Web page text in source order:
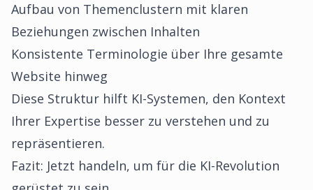
Aufbau von Themenclustern mit klaren
Beziehungen zwischen Inhalten
Konsistente Terminologie über Ihre gesamte
Website hinweg
Diese Struktur hilft KI-Systemen, den Kontext
Ihrer Expertise besser zu verstehen und zu
repräsentieren.
Fazit: Jetzt handeln, um für die KI-Revolution